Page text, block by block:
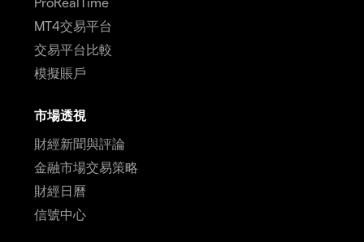
MT4交易平台
交易平台比較
模擬賬戶
市場透視
財經新聞與評論
金融市場交易策略
財經日曆
信號中心